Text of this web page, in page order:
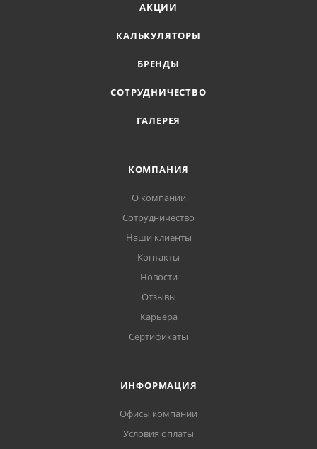
АКЦИИ
КАЛЬКУЛЯТОРЫ
БРЕНДЫ
СОТРУДНИЧЕСТВО
ГАЛЕРЕЯ
КОМПАНИЯ
О компании
Сотрудничество
Наши клиенты
Контакты
Новости
Отзывы
Карьера
Сертификаты
ИНФОРМАЦИЯ
Офисы компании
Условия оплаты